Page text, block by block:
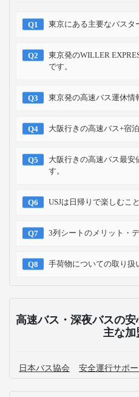
東京にある主要なバスタ
東京発のWILLER
です。
東京発の高速バス運休情
大阪行きの高速バス+宿
大阪行きの高速バス最
す。
USJは日帰りで楽しむこ
3列シートのメリット・
手荷物についての取り扱
高速バス・深夜バスの
主な加
日本バス協会 安全運行サポ